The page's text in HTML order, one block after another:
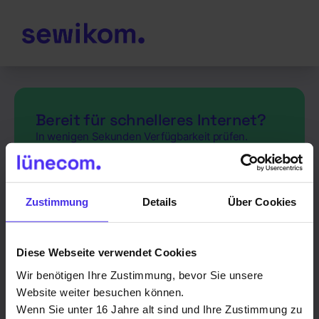
Zustimmung Details Über Cookies
Diese Webseite verwendet Cookies
Wir benötigen Ihre Zustimmung, bevor Sie unsere
Website weiter besuchen können.
Wenn Sie unter 16 Jahre alt sind und Ihre Zustimmung zu
Bereit für schnelleres Internet?
In wenigen Sekunden Verfügbarkeit prüfen.
Prüfen